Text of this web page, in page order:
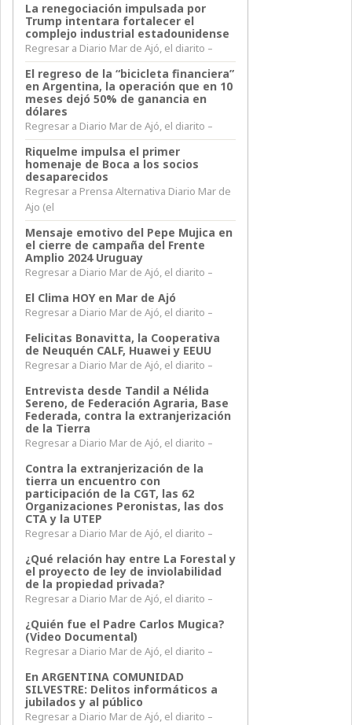
La renegociación impulsada por
Trump intentara fortalecer el
complejo industrial estadounidense
Regresar a Diario Mar de Ajó, el diarito –
El regreso de la “bicicleta financiera”
en Argentina, la operación que en 10
meses dejó 50% de ganancia en
dólares
Regresar a Diario Mar de Ajó, el diarito –
Riquelme impulsa el primer
homenaje de Boca a los socios
desaparecidos
Regresar a Prensa Alternativa Diario Mar de
Ajo (el
Mensaje emotivo del Pepe Mujica en
el cierre de campaña del Frente
Amplio 2024 Uruguay
Regresar a Diario Mar de Ajó, el diarito –
El Clima HOY en Mar de Ajó
Regresar a Diario Mar de Ajó, el diarito –
Felicitas Bonavitta, la Cooperativa
de Neuquén CALF, Huawei y EEUU
Regresar a Diario Mar de Ajó, el diarito –
Entrevista desde Tandil a Nélida
Sereno, de Federación Agraria, Base
Federada, contra la extranjerización
de la Tierra
Regresar a Diario Mar de Ajó, el diarito –
Contra la extranjerización de la
tierra un encuentro con
participación de la CGT, las 62
Organizaciones Peronistas, las dos
CTA y la UTEP
Regresar a Diario Mar de Ajó, el diarito –
¿Qué relación hay entre La Forestal y
el proyecto de ley de inviolabilidad
de la propiedad privada?
Regresar a Diario Mar de Ajó, el diarito –
¿Quién fue el Padre Carlos Mugica?
(Video Documental)
Regresar a Diario Mar de Ajó, el diarito –
En ARGENTINA COMUNIDAD
SILVESTRE: Delitos informáticos a
jubilados y al público
Regresar a Diario Mar de Ajó, el diarito –